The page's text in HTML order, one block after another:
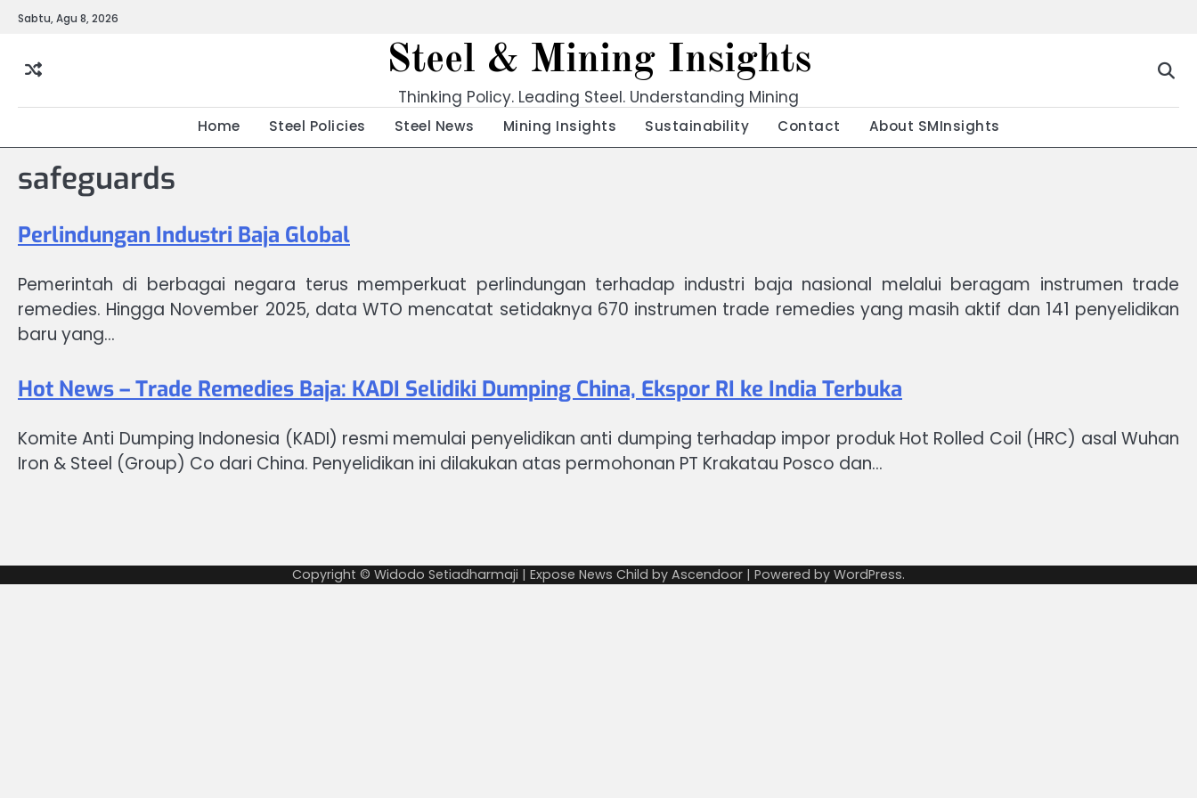
SkipSabtu, Agu 8, 2026
Steel & Mining Insights
Thinking Policy. Leading Steel. Understanding Mining
Home Steel Policies Steel News Mining Insights Sustainability Contact About SMInsights
safeguards
Perlindungan Industri Baja Global
Pemerintah di berbagai negara terus memperkuat perlindungan terhadap industri baja nasional melalui beragam instrumen trade
remedies. Hingga November 2025, data WTO mencatat setidaknya 670 instrumen trade remedies yang masih aktif dan 141 penyelidikan
baru yang…
Hot News – Trade Remedies Baja: KADI Selidiki Dumping China, Ekspor RI ke India Terbuka
Komite Anti Dumping Indonesia (KADI) resmi memulai penyelidikan anti dumping terhadap impor produk Hot Rolled Coil (HRC) asal Wuhan
Iron & Steel (Group) Co dari China. Penyelidikan ini dilakukan atas permohonan PT Krakatau Posco dan…
Copyright © Widodo Setiadharmaji | Expose News Child by Ascendoor | Powered by WordPress.